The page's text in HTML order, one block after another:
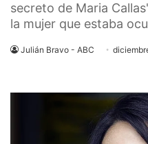
secreto de Maria
la mujer que estaba
Julián Bravo - ABC